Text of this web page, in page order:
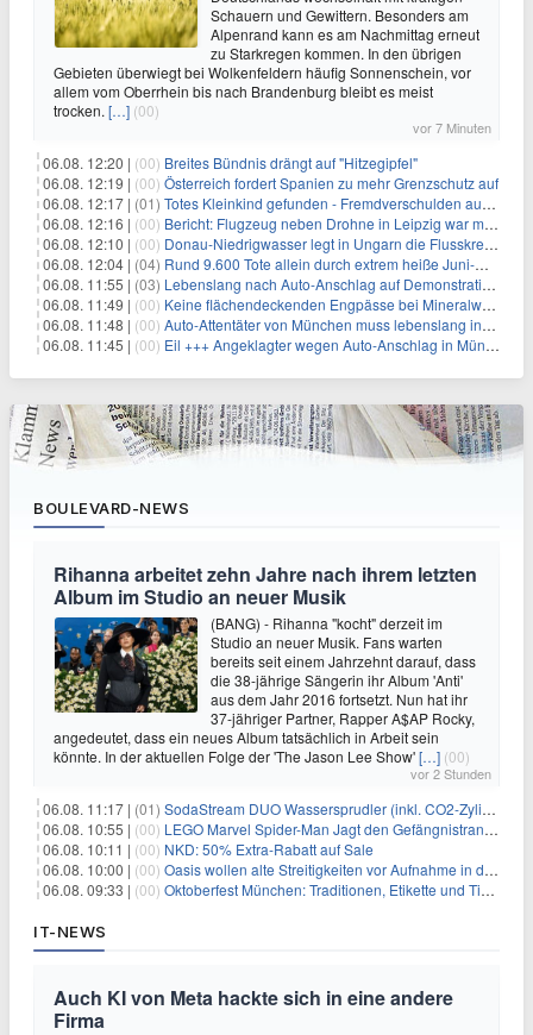
Schauern und Gewittern. Besonders am
Alpenrand kann es am Nachmittag erneut
zu Starkregen kommen. In den übrigen
Gebieten überwiegt bei Wolkenfeldern häufig Sonnenschein, vor
allem vom Oberrhein bis nach Brandenburg bleibt es meist
trocken. […] (00)
vor 7 Minuten
06.08. 12:20 | (00) Breites Bündnis drängt auf "Hitzegipfel"
06.08. 12:19 | (00) Österreich fordert Spanien zu mehr Grenzschutz auf
06.08. 12:17 | (01) Totes Kleinkind gefunden - Fremdverschulden ausgeschlossen
06.08. 12:16 | (00) Bericht: Flugzeug neben Drohne in Leipzig war mit Munition beladen
06.08. 12:10 | (00) Donau-Niedrigwasser legt in Ungarn die Flusskreuzer lahm
06.08. 12:04 | (04) Rund 9.600 Tote allein durch extrem heiße Juni-Woche
06.08. 11:55 | (03) Lebenslang nach Auto-Anschlag auf Demonstration in München
06.08. 11:49 | (00) Keine flächendeckenden Engpässe bei Mineralwasser
06.08. 11:48 | (00) Auto-Attentäter von München muss lebenslang ins Gefängnis
06.08. 11:45 | (00) Eil +++ Angeklagter wegen Auto-Anschlag in München zu lebenslanger Haft verurteilt
BOULEVARD-NEWS
Rihanna arbeitet zehn Jahre nach ihrem letzten
Album im Studio an neuer Musik
(BANG) - Rihanna "kocht" derzeit im
Studio an neuer Musik. Fans warten
bereits seit einem Jahrzehnt darauf, dass
die 38-jährige Sängerin ihr Album 'Anti'
aus dem Jahr 2016 fortsetzt. Nun hat ihr
37-jähriger Partner, Rapper A$AP Rocky,
angedeutet, dass ein neues Album tatsächlich in Arbeit sein
könnte. In der aktuellen Folge der 'The Jason Lee Show'[…] (00)
vor 2 Stunden
06.08. 11:17 | (01) SodaStream DUO Wassersprudler (inkl. CO2-Zylinder) für 94€
06.08. 10:55 | (00) LEGO Marvel Spider-Man Jagt den Gefängnistransporter (76349) für 32,99€
06.08. 10:11 | (00) NKD: 50% Extra-Rabatt auf Sale
06.08. 10:00 | (00) Oasis wollen alte Streitigkeiten vor Aufnahme in die Rock and Roll Hall of Fame begraben
06.08. 09:33 | (00) Oktoberfest München: Traditionen, Etikette und Tipps für Gäste aus dem In- und Ausland
IT-NEWS
Auch KI von Meta hackte sich in eine andere
Firma